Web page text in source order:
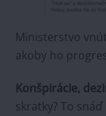
Ministerstvo
akoby ho
Konšpirácie,
skratky? To